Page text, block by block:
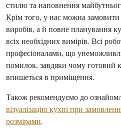
стилю та наповнення
Крім того, у нас можна
виробів, а й повне планування
всіх необхідних вимірів. Всі
професіоналами, що
помилок, завдяки чому готовий
впишеться в приміщення.
Також рекомендуємо до
візуалізацію кухні при
розмірами.